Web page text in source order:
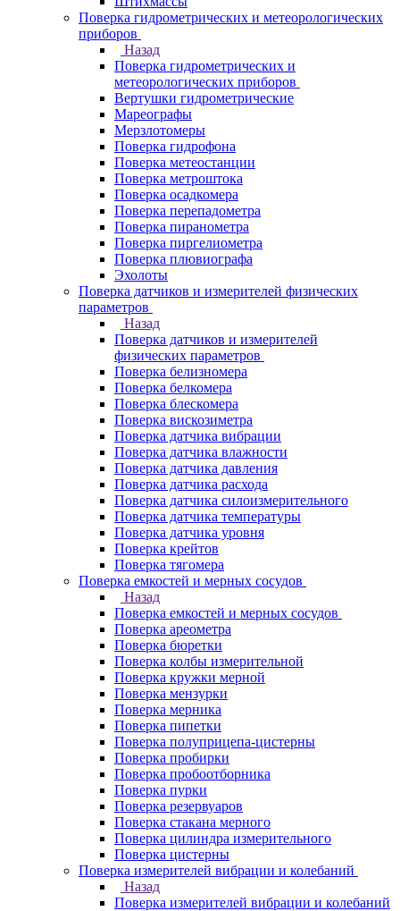
Поверка гидрометрических и метеорологических
приборов
Назад
Поверка гидрометрических и
метеорологических приборов
Вертушки гидрометрические
Мареографы
Мерзлотомеры
Поверка гидрофона
Поверка метеостанции
Поверка метроштока
Поверка осадкомера
Поверка перепадометра
Поверка пиранометра
Поверка пиргелиометра
Поверка плювиографа
Эхолоты
Поверка датчиков и измерителей физических
параметров
Назад
Поверка датчиков и измерителей
физических параметров
Поверка белизномера
Поверка белкомера
Поверка блескомера
Поверка вискозиметра
Поверка датчика вибрации
Поверка датчика влажности
Поверка датчика давления
Поверка датчика расхода
Поверка датчика силоизмерительного
Поверка датчика температуры
Поверка датчика уровня
Поверка крейтов
Поверка тягомера
Поверка емкостей и мерных сосудов
Назад
Поверка емкостей и мерных сосудов
Поверка ареометра
Поверка бюретки
Поверка колбы измерительной
Поверка кружки мерной
Поверка мензурки
Поверка мерника
Поверка пипетки
Поверка полуприцепа-цистерны
Поверка пробирки
Поверка пробоотборника
Поверка пурки
Поверка резервуаров
Поверка стакана мерного
Поверка цилиндра измерительного
Поверка цистерны
Поверка измерителей вибрации и колебаний
Назад
Поверка измерителей вибрации и колебаний